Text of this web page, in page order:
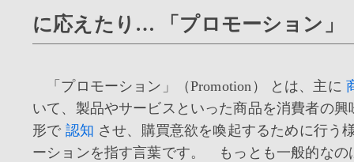
に応えたり… 「プロモーション」
「プロモーション」（Promotion） とは、主に
いて、製品やサービスといった商品を消費者の興
形で 認知 させ、購買意欲を喚起するために行う
ーションを指す言葉です。 もっとも一般的なの